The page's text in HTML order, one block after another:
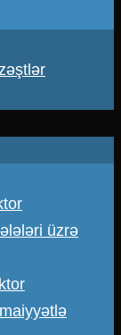
üzrə